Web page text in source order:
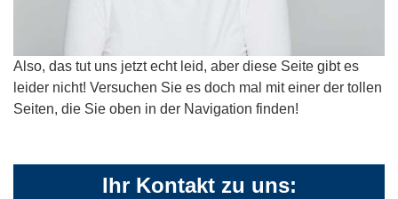
Also, das tut uns jetzt echt leid, aber diese Seite gibt es
leider nicht! Versuchen Sie es doch mal mit einer der tollen
Seiten, die Sie oben in der Navigation finden!
Ihr Kontakt zu uns: